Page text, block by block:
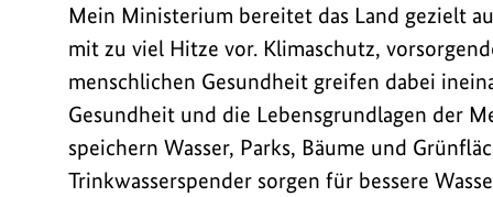
präsentierte
Bundesumweltministerin
Lemke
die
aktuell
geplanten
Mein Ministerium bereitet das Land gezielt
mit zu viel Hitze vor. Klimaschutz,
menschlichen Gesundheit greifen dabei
Gesundheit und die Lebensgrundlagen der
speichern Wasser, Parks, Bäume und
Trinkwasserspender sorgen für bessere